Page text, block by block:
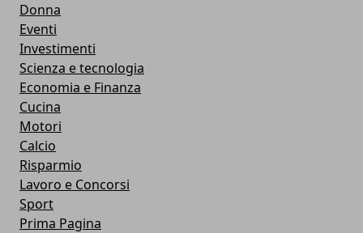
Donna
Eventi
Investimenti
Scienza e tecnologia
Economia e Finanza
Cucina
Motori
Calcio
Risparmio
Lavoro e Concorsi
Sport
Prima Pagina